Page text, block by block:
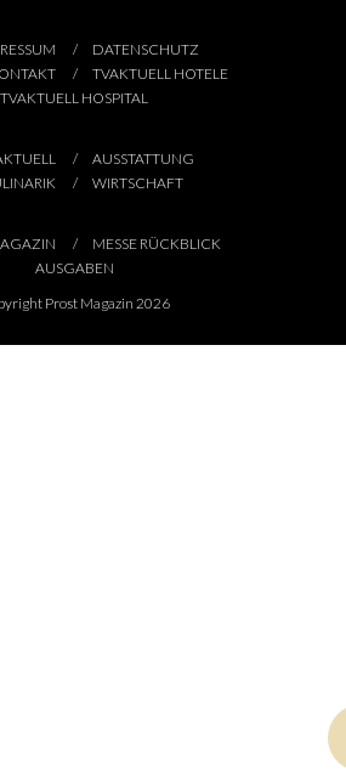
DATENSCHUTZ
TVAKTUELL HOTELE
TVAKTUELL HOSPITAL
AUSSTATTUNG
WIRTSCHAFT
MESSE RÜCKBLICK
AUSGABEN
Prost Magazin 2026